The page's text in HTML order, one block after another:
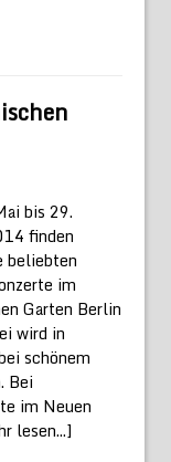
bis 29.
finden
beliebten
im
Garten Berlin
wird in
schönem
Bei
im Neuen
lesen...]